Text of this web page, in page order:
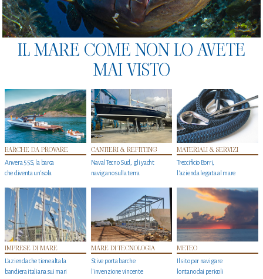
IL MARE COME NON LO AVETE
MAI VISTO
BARCHE DA PROVARE
Anvera 55S, la barca
che diventa un'isola
CANTIERI & REFITTING
Naval Tecno Sud, gli yacht
navigano sulla terra
MATERIALI & SERVIZI
Treccificio Borri,
l'azienda legata al mare
IMPRESE DI MARE
L'azienda che tiene alta la
bandiera italiana sui mari
MARE DI TECNOLOGIA
Stive porta barche
l'invenzione vincente
METEO
Il sito per navigare
lontano dai pericoli